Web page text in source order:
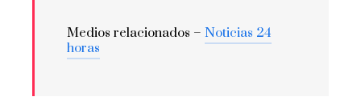
Medios relacionados – Noticias 24
horas